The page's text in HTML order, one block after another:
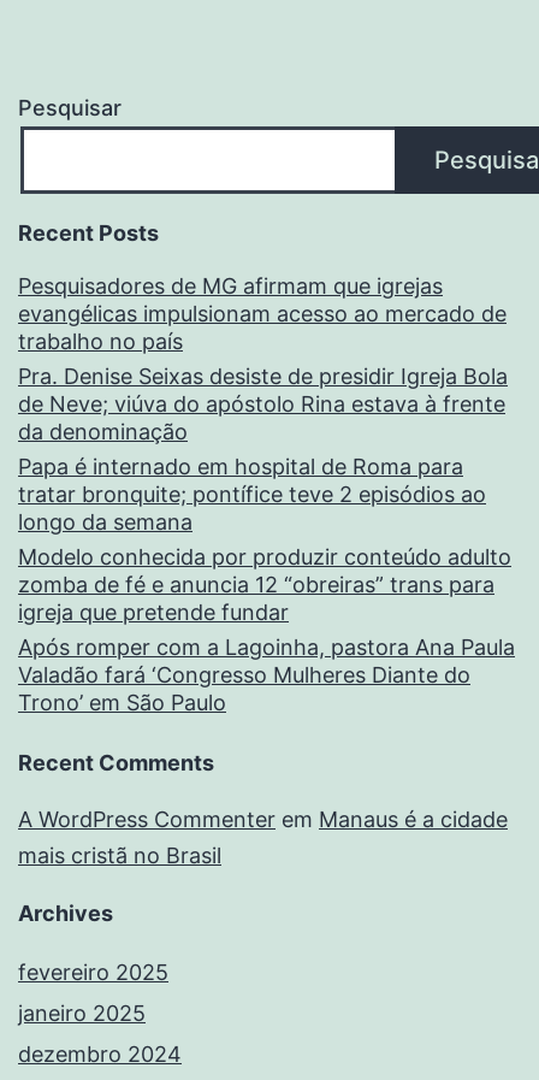
Pesquisar
Recent Posts
Pesquisadores de MG afirmam que igrejas
evangélicas impulsionam acesso ao mercado de
trabalho no país
Pra. Denise Seixas desiste de presidir Igreja Bola
de Neve; viúva do apóstolo Rina estava à frente
da denominação
Papa é internado em hospital de Roma para
tratar bronquite; pontífice teve 2 episódios ao
longo da semana
Modelo conhecida por produzir conteúdo adulto
zomba de fé e anuncia 12 “obreiras” trans para
igreja que pretende fundar
Após romper com a Lagoinha, pastora Ana Paula
Valadão fará ‘Congresso Mulheres Diante do
Trono’ em São Paulo
Recent Comments
A WordPress Commenter em Manaus é a cidade
mais cristã no Brasil
Archives
fevereiro 2025
janeiro 2025
dezembro 2024